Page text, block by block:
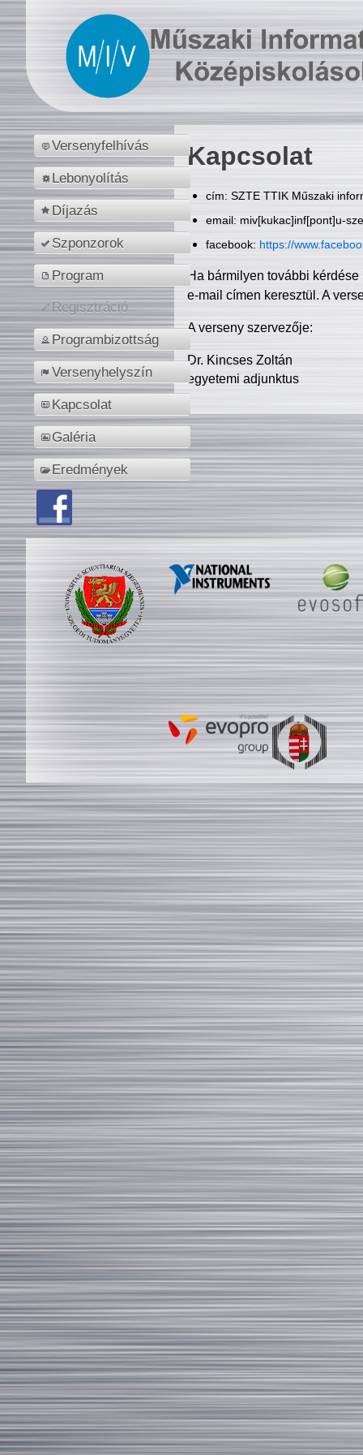
Versenyfelhívás
Lebonyolítás
Díjazás
Szponzorok
Program
Regisztráció
Programbizottság
Versenyhelyszín
Kapcsolat
Galéria
Eredmények
Kapcsolat
cím: SZTE TTIK Műszaki
email: miv[kukac]inf[pont]u-
facebook: https://
Ha bármilyen további
e-mail címen keresztül. A
A verseny szervezője:
Dr. Kincses Zoltán
egyetemi adjunktus